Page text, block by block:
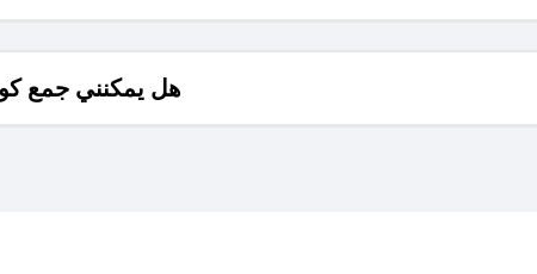
هل يمكنني جمع